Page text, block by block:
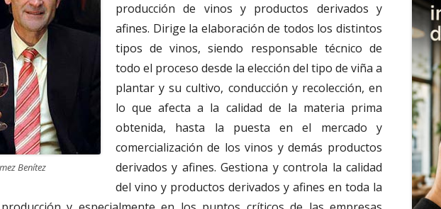
Benítez
producción de vinos y productos derivados y
afines. Dirige la elaboración de todos los distintos
tipos de vinos, siendo responsable técnico de
todo el proceso desde la elección del tipo de viña a
plantar y su cultivo, conducción y recolección, en
lo que afecta a la calidad de la materia prima
obtenida, hasta la puesta en el mercado y
comercialización de los vinos y demás productos
derivados y afines. Gestiona y controla la calidad
del vino y productos derivados y afines en toda la